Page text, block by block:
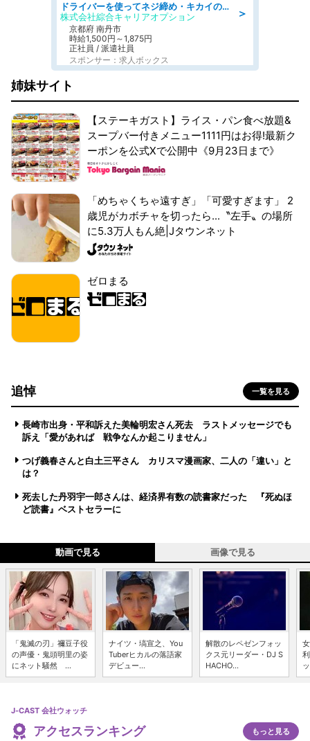
＞
ドライバーを使ってネジ締め・キカイのボタン操作/履歴書不要
株式会社綜合キャリアオプション
京都府 南丹市
時給1,500円～1,875円
正社員 / 派遣社員
スポンサー：求人ボックス
姉妹サイト
【ステーキガスト】ライス・パン食べ放題&
スープバー付きメニュー1111円はお得!最新ク
ーポンを公式Xで公開中《9月23日まで》
「めちゃくちゃ遠すぎ」「可愛すぎます」 2
歳児がカボチャを切ったら...〝左手〟の場所
に5.3万人もん絶|Jタウンネット
ゼロまる
追悼 一覧を見る
長崎市出身・平和訴えた美輪明宏さん死去 ラストメッセージでも
訴え「愛があれば 戦争なんか起こりません」
つげ義春さんと白土三平さん カリスマ漫画家、二人の「違い」と
は？
死去した丹羽宇一郎さんは、経済界有数の読書家だった 『死ぬほ
ど読書』ベストセラーに
動画で見る 画像で見る
「鬼滅の刃」禰豆子役
の声優・鬼頭明里の姿
にネット騒然 ...
ナイツ・塙宣之、You
Tuberヒカルの落語家
デビュー...
解散のレペゼンフォッ
クス元リーダー・DJ S
HACHO...
J-CAST 会社ウォッチ
アクセスランキング もっと見る